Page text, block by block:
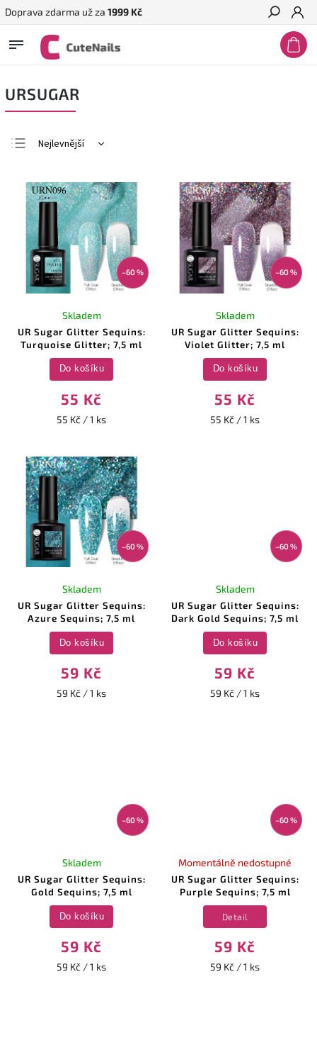
Doprava zdarma už za 1999 Kč
Hledat
URSUGAR
Nejlevnější
Nejprodávanější
Abecedně
–60 %
UR Sugar Glitter Sequins:
Turquoise Glitter; 7,5 ml
Skladem
55 Kč
55 Kč / 1 ks
Do košíku
–60 %
UR Sugar Glitter Sequins:
Violet Glitter; 7,5 ml
Skladem
55 Kč
55 Kč / 1 ks
Do košíku
–60 %
UR Sugar Glitter Sequins:
Azure Sequins; 7,5 ml
Skladem
59 Kč
59 Kč / 1 ks
Do košíku
–60 %
UR Sugar Glitter Sequins:
Dark Gold Sequins; 7,5 ml
Skladem
59 Kč
59 Kč / 1 ks
Do košíku
–60 %
UR Sugar Glitter Sequins:
Gold Sequins; 7,5 ml
Skladem
59 Kč
59 Kč / 1 ks
Do košíku
–60 %
UR Sugar Glitter Sequins:
Purple Sequins; 7,5 ml
Momentálně nedostupné
59 Kč
59 Kč / 1 ks
Detail